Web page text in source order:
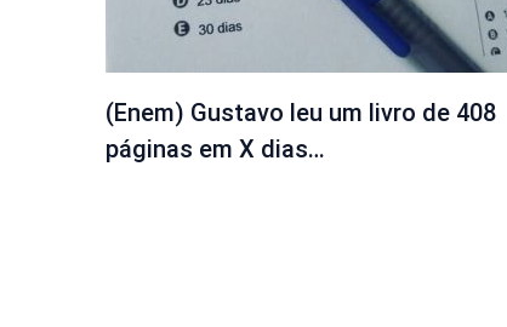
(Enem) Gustavo leu um livro de 408
páginas em X dias…